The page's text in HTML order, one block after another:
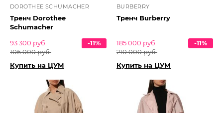
DOROTHEE SCHUMACHER
Тренч Dorothee
Schumacher
93 300 руб.
106 000 руб.
-11%
Купить на ЦУМ
BURBERRY
Тренч Burberry
185 000 руб.
210 000 руб.
-11%
Купить на ЦУМ